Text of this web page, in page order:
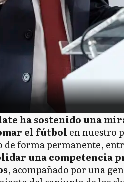
ha sostenido una
el fútbol en nuestro
forma permanente,
una competencia
, acompañado por una